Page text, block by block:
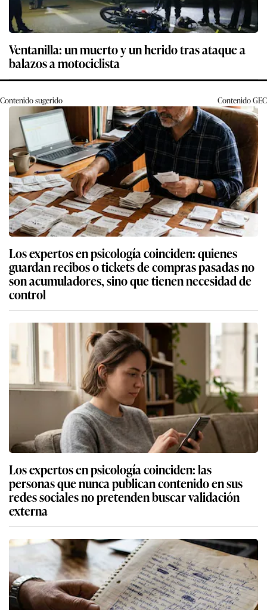
Ventanilla: un muerto y un herido tras ataque a
balazos a motociclista
Contenido sugerido ContenidoGEC
Los expertos en psicología coinciden: quienes
guardan recibos o tickets de compras pasadas no
son acumuladores, sino que tienen necesidad de
control
Los expertos en psicología coinciden: las
personas que nunca publican contenido en sus
redes sociales no pretenden buscar validación
externa